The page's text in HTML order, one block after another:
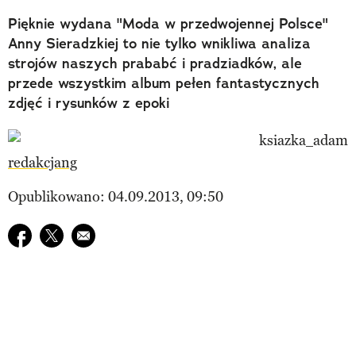
Polecane
Pięknie wydana "Moda w przedwojennej Polsce"
Anny Sieradzkiej to nie tylko wnikliwa analiza
strojów naszych prababć i pradziadków, ale
przede wszystkim album pełen fantastycznych
zdjęć i rysunków z epoki
redakcjang
Opublikowano: 04.09.2013, 09:50
Udostępnij na facebook
Udostępnij na twitter
E-mail do przyjaciela